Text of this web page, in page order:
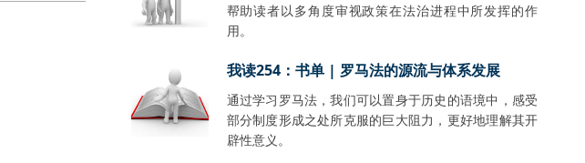
帮助读者以多角度审视政策在法治进程中所发挥的作
用。
我读254：书单 | 罗马法的源流与体系发展
通过学习罗马法，我们可以置身于历史的语境中，感受
部分制度形成之处所克服的巨大阻力，更好地理解其开
辟性意义。